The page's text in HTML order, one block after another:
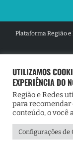
Plataforma Região
UTILIZAMOS
EXPERIÊNCIA DO
Região e Redes
para recomendar
conteúdo, o você
Configurações de